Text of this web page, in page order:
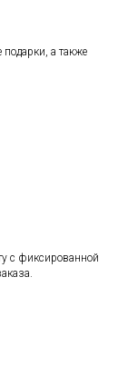
а также
с фиксированной